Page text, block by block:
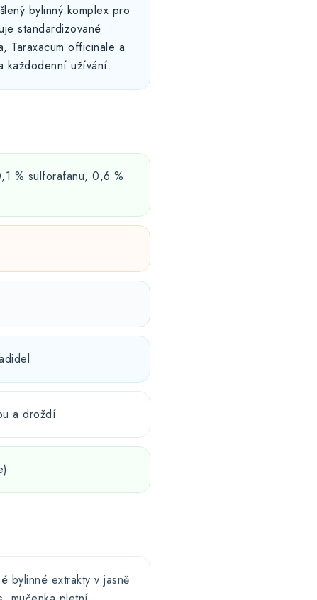
bylinný komplex pro
standardizované
Taraxacum officinale a
každodenní užívání.
% sulforafanu, 0,6 %
a droždí
bylinné extrakty v jasně